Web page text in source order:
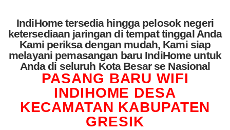
IndiHome tersedia hingga pelosok negeri
ketersediaan jaringan di tempat tinggal Anda
Kami periksa dengan mudah, Kami siap
melayani pemasangan baru IndiHome untuk
Anda di seluruh Kota Besar se Nasional
PASANG BARU WIFI
INDIHOME DESA
KECAMATAN KABUPATEN
GRESIK